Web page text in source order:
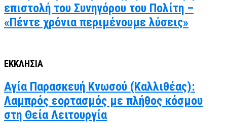
επιστολή του Συνηγόρου του Πολίτη –
«Πέντε χρόνια περιμένουμε λύσεις»
ΕΚΚΛΗΣΙΑ
Αγία Παρασκευή Κνωσού (Καλλιθέας):
Λαμπρός εορτασμός με πλήθος κόσμου
στη Θεία Λειτουργία